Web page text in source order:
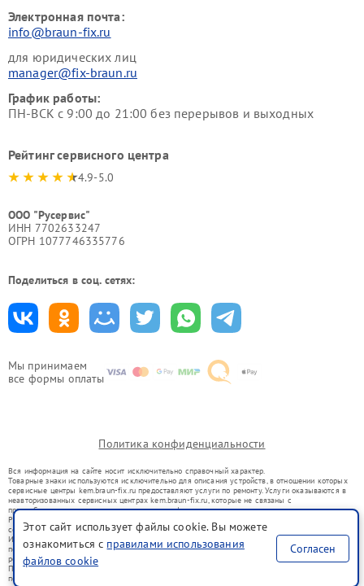
Мы принимаем
все формы оплаты
Электронная почта:
info@braun-fix.ru
для юридических лиц
manager@fix-braun.ru
График работы:
ПН-ВСК с 9:00 до 21:00 без перерывов и выходных
Рейтинг сервисного центра
4.9-5.0
ООО "Русервис"
ИНН 7702633247
ОГРН 1077746335776
Поделиться в соц. сетях:
Политика конфиденциальности
Вся информация на сайте носит исключительно справочный характер.
Товарные знаки используются исключительно для описания устройств, в отношении которых
сервисные центры kem.braun-fix.ru предоставляют услуги по ремонту. Услуги оказываются в
неавторизованных сервисных центрах kem.braun-fix.ru, которые не связаны с
правообладателями товарных знаков или их официальными представителями.
Ремонт осуществляется для устройств, уже введенных в гражданский оборот в соответствии
со статьей 1487 ГК РФ.
Использование товарных знаков не преследует цели индивидуализации услуг или введения
потребителей в заблуждение, а служит для информирования о предоставляемых услугах по
ремонту техники указанных брендов.
Представленная на сайте информация не является публичной офертой, определяемой
положениями Статьи 437(2) Гражданского кодекса РФ
Этот сайт использует файлы cookie. Вы можете
ознакомиться с правилами использования
файлов cookie
Согласен